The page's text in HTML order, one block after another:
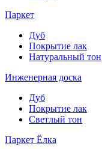
Паркет
Дуб
Покрытие лак
Натуральный тон
Инженерная доска
Дуб
Покрытие лак
Светлый тон
Паркет Ёлка